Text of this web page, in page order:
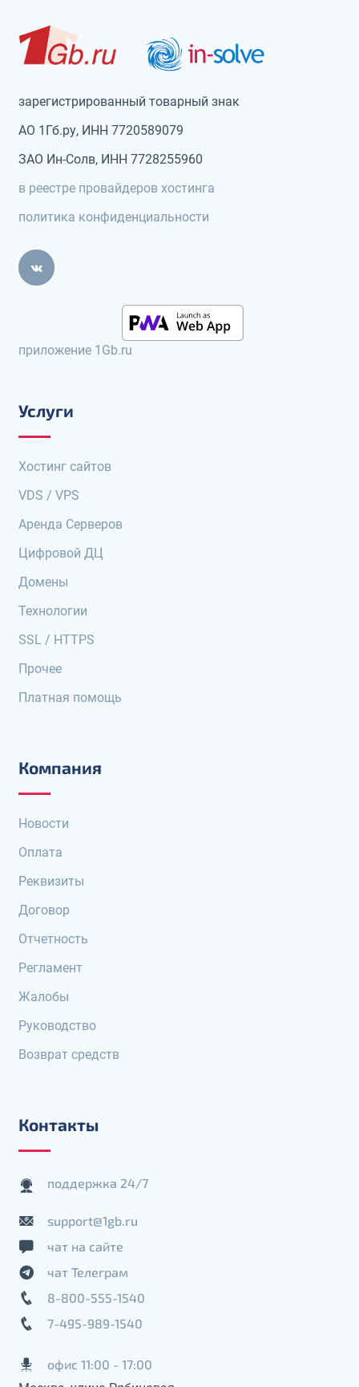
зарегистрированный товарный знак
АО 1Гб.ру, ИНН 7720589079
ЗАО Ин-Солв, ИНН 7728255960
в реестре провайдеров хостинга
политика конфиденциальности
приложение 1Gb.ru
Услуги
Хостинг сайтов
VDS / VPS
Аренда Серверов
Цифровой ДЦ
Домены
Технологии
SSL / HTTPS
Прочее
Платная помощь
Компания
Новости
Оплата
Реквизиты
Договор
Отчетность
Регламент
Жалобы
Руководство
Возврат средств
Контакты
поддержка 24/7
support@1gb.ru
чат на сайте
чат Телеграм
8-800-555-1540
7-495-989-1540
офис 11:00 - 17:00